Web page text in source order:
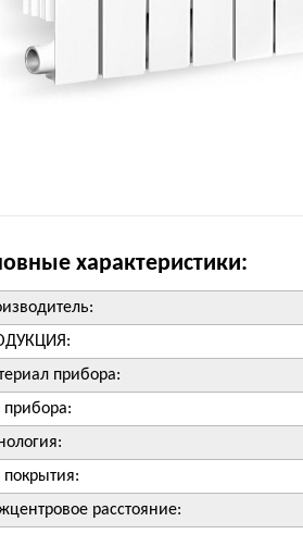
характеристики:
прибора:
прибора:
покрытия:
расстояние: